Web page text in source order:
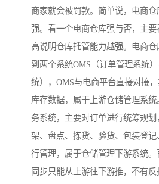
商家就会被罚款。简单说，电商
强。看一个电商仓库强与否，主
高说明仓库托管能力越强。电商
到两个系统OMS（订单管理系统
统），OMS与电商平台直接对接
库存数据，属于上游仓储管理系
务系统，主要对订单进行统筹规
架、盘点、拣货、验货、包装登
行管理，属于仓储管理下游系统。
同步只能从上游往下游推，不有